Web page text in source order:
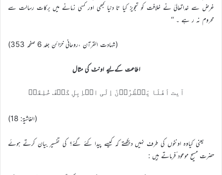
غرض سے خداتعالیٰ نے خلافت کو تجویز کیا تا دنیا کبھی اور کسی زمانے میں برکات رسالت سے
محروم نہ ر ہے ۔ ‘‘
(شہادت القرآن ،روحانی خزائن جلد 6 صفحہ 353)
اطاعت کےلیے اونٹ کی مثال
آیت اَفَلَا یَنۡظُرُوۡنَ اِلَی الۡاِبِلِ کَیۡفَ خُلِقَتۡ
(الغاشيۃ: 18)
یعنی کیاوہ اونٹوں کی طرف نہیں دیکھتے کہ کیسے پیدا کئے گئے؟ کی تفسیر بیان کرتے ہوئے
حضرت مسیح موعود ؑفرماتے ہیں :